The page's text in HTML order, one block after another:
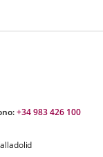
+34 983 426 100